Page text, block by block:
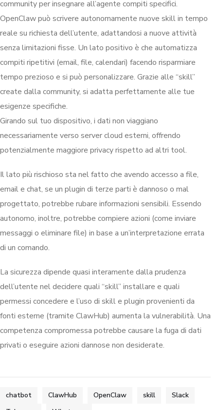
community per insegnare all’agente compiti specifici.
OpenClaw può scrivere autonomamente nuove skill in tempo
reale su richiesta dell’utente, adattandosi a nuove attività
senza limitazioni fisse. Un lato positivo è che automatizza
compiti ripetitivi (email, file, calendari) facendo risparmiare
tempo prezioso e si può personalizzare. Grazie alle “skill”
create dalla community, si adatta perfettamente alle tue
esigenze specifiche.
Girando sul tuo dispositivo, i dati non viaggiano
necessariamente verso server cloud esterni, offrendo
potenzialmente maggiore privacy rispetto ad altri tool.
Il lato più rischioso sta nel fatto che avendo accesso a file,
email e chat, se un plugin di terze parti è dannoso o mal
progettato, potrebbe rubare informazioni sensibili. Essendo
autonomo, inoltre, potrebbe compiere azioni (come inviare
messaggi o eliminare file) in base a un’interpretazione errata
di un comando.
La sicurezza dipende quasi interamente dalla prudenza
dell’utente nel decidere quali “skill” installare e quali
permessi concedere e l’uso di skill e plugin provenienti da
fonti esterne (tramite ClawHub) aumenta la vulnerabilità. Una
competenza compromessa potrebbe causare la fuga di dati
privati o eseguire azioni dannose non desiderate.
chatbot ClawHub OpenClaw skill
Slack